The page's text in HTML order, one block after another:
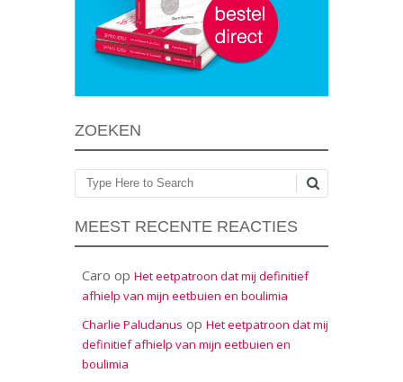
ZOEKEN
Zoeken
MEEST RECENTE REACTIES
Caro op Het eetpatroon dat mij definitief
afhielp van mijn eetbuien en boulimia
Charlie Paludanus op Het eetpatroon dat mij
definitief afhielp van mijn eetbuien en
boulimia